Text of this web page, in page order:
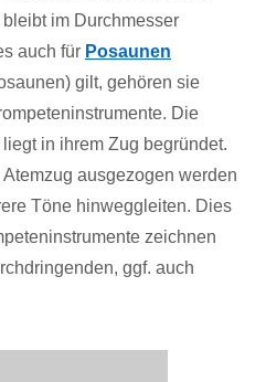
im Durchmesser
auch für Posaunen
gilt, gehören sie
Die
in ihrem Zug begründet.
ausgezogen werden
Töne hinweggleiten. Dies
zeichnen
ggf. auch